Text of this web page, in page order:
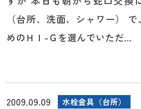
（台所、洗面、シャワー）
めのＨＩ-Ｇを選んでいただ...
2009.09.09 水栓金具（台所）